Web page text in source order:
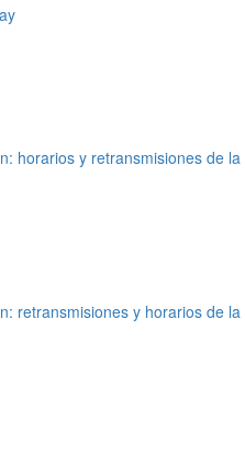
horarios y retransmisiones de la
retransmisiones y horarios de la